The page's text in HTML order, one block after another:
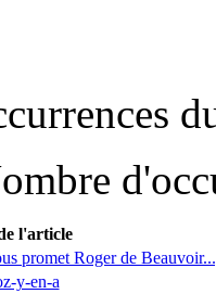
l'article
promet Roger de
y-en-a